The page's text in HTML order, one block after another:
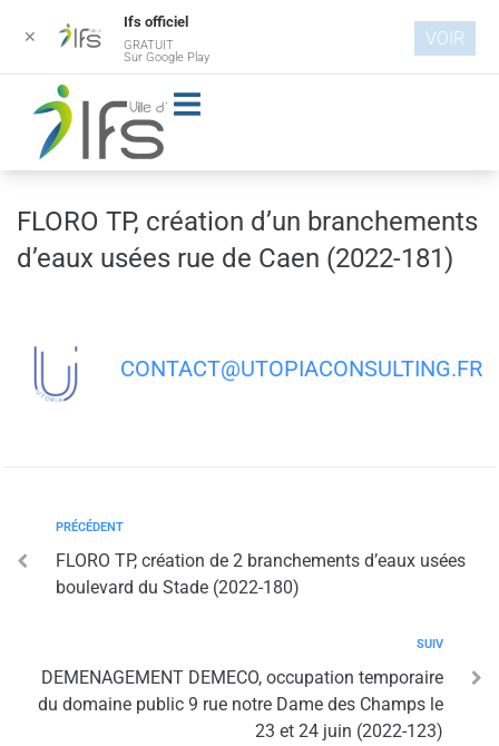
principal
FLORO TP, création d’un branchements
d’eaux usées rue de Caen (2022-181)
CONTACT@UTOPIACONSULTING.FR
PRÉCÉDENT
FLORO TP, création de 2 branchements d’eaux usées
boulevard du Stade (2022-180)
SUIV
DEMENAGEMENT DEMECO, occupation temporaire
du domaine public 9 rue notre Dame des Champs le
23 et 24 juin (2022-123)
✕
Ifs officiel
GRATUIT
Sur Google Play
VOIR